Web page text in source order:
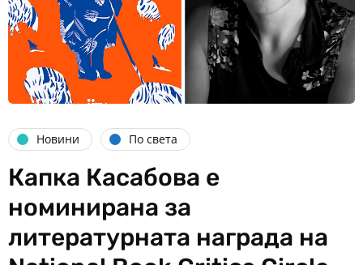
Новини По света
Капка Касабова е
номинирана за
литературната награда на